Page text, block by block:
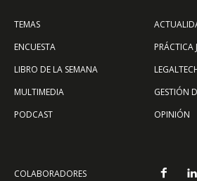
TEMAS
ENCUESTA
LIBRO DE LA SEMANA
MULTIMEDIA
PODCAST
PRÁCTICA
GESTIÓN
OPINIÓN
COLABORADORES